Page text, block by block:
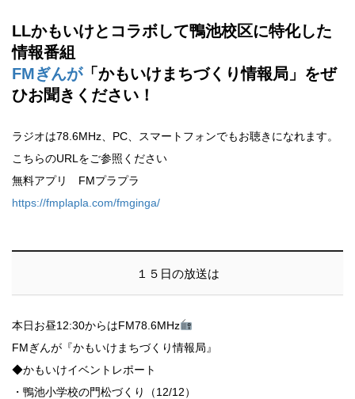
LLかもいけとコラボして鴨池校区に特化した
情報番組
FMぎんが「かもいけまちづくり情報局」をぜ
ひお聞きください！
ラジオは78.6MHz、PC、スマートフォンでもお聴きになれます。
こちらのURLをご参照ください
無料アプリ FMプラプラ
https://fmplapla.com/fmginga/
１５日の放送は
本日お昼12:30からはFM78.6MHz
FMぎんが『かもいけまちづくり情報局』
◆かもいけイベントレポート
・鴨池小学校の門松づくり（12/12）